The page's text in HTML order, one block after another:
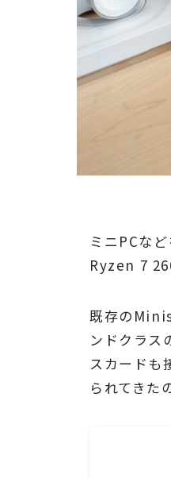
ミニPCな
Ryzen 7
既存の
ンドクラ
スカード
られてきた